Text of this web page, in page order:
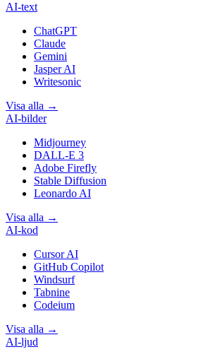
AI-text
ChatGPT
Claude
Gemini
Jasper AI
Writesonic
Visa alla →
AI-bilder
Midjourney
DALL-E 3
Adobe Firefly
Stable Diffusion
Leonardo AI
Visa alla →
AI-kod
Cursor AI
GitHub Copilot
Windsurf
Tabnine
Codeium
Visa alla →
AI-ljud